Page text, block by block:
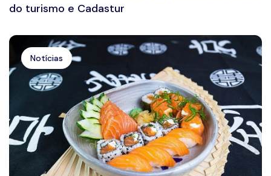
do turismo e Cadastur
Notícias